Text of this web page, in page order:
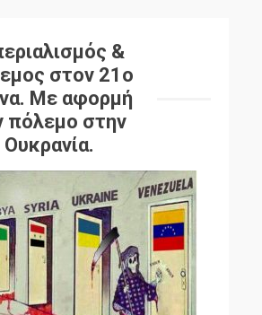
&
στον 21ο
Mε αφορμή
πόλεμο στην
Ουκρανία.